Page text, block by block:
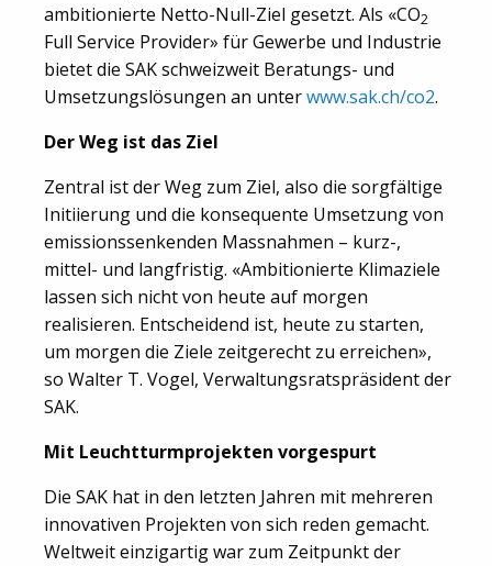
ambitionierte Netto-Null-Ziel gesetzt. Als «CO2
Full Service Provider» für Gewerbe und Industrie
bietet die SAK schweizweit Beratungs- und
Umsetzungslösungen an unterwww.sak.ch/co2.
Der Weg ist das Ziel
Zentral ist der Weg zum Ziel, also die sorgfältige
Initiierung und die konsequente Umsetzung von
emissionssenkenden Massnahmen – kurz-,
mittel- und langfristig. «Ambitionierte Klimaziele
lassen sich nicht von heute auf morgen
realisieren. Entscheidend ist, heute zu starten,
um morgen die Ziele zeitgerecht zu erreichen»,
so Walter T. Vogel, Verwaltungsratspräsident der
SAK.
Mit Leuchtturmprojekten vorgespurt
Die SAK hat in den letzten Jahren mit mehreren
innovativen Projekten von sich reden gemacht.
Weltweit einzigartig war zum Zeitpunkt der